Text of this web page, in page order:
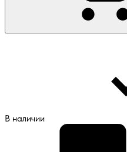
В наличии